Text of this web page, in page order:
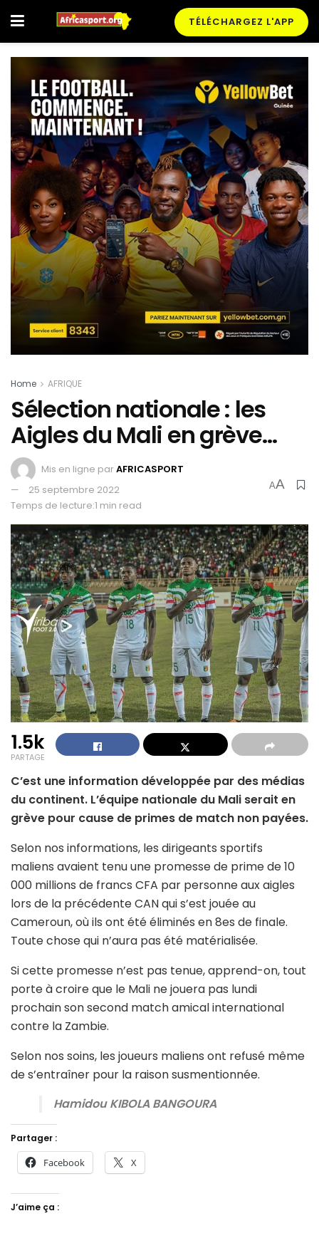
TÉLÉCHARGEZ L'APP
Home AFRIQUE
Sélection nationale : les
Aigles du Mali en grève…
Mis en ligne parAFRICASPORT
25 septembre 2022
Temps de lecture:1 min read
AA
1.5k
PARTAGE
C’est une information développée par des médias
du continent. L’équipe nationale du Mali serait en
grève pour cause de primes de match non payées.
Selon nos informations, les dirigeants sportifs
maliens avaient tenu une promesse de prime de 10
000 millions de francs CFA par personne aux aigles
lors de la précédente CAN qui s’est jouée au
Cameroun, où ils ont été éliminés en 8es de finale.
Toute chose qui n’aura pas été matérialisée.
Si cette promesse n’est pas tenue, apprend-on, tout
porte à croire que le Mali ne jouera pas lundi
prochain son second match amical international
contre la Zambie.
Selon nos soins, les joueurs maliens ont refusé même
de s’entraîner pour la raison susmentionnée.
Hamidou KIBOLA BANGOURA
Partager :
Facebook X
J’aime ça :